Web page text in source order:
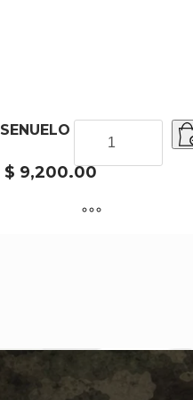
SENUELO 8682-100
$ 9,200.00
8682-
100